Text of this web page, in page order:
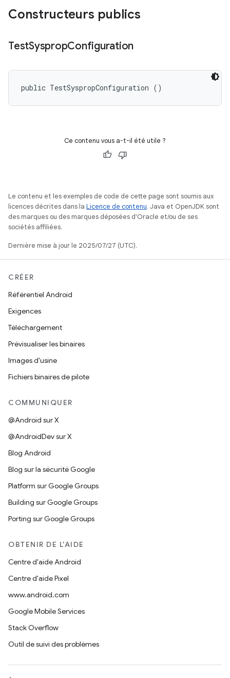
Constructeurs publics
TestSyspropConfiguration
public TestSyspropConfiguration ()
Ce contenu vous a-t-il été utile ?
Le contenu et les exemples de code de cette page sont soumis aux
licences décrites dans la Licence de contenu. Java et OpenJDK sont
des marques ou des marques déposées d'Oracle et/ou de ses
sociétés affiliées.
Dernière mise à jour le 2025/07/27 (UTC).
CRÉER
Référentiel Android
Exigences
Téléchargement
Prévisualiser les binaires
Images d'usine
Fichiers binaires de pilote
COMMUNIQUER
@Android sur X
@AndroidDev sur X
Blog Android
Blog sur la sécurité Google
Platform sur Google Groups
Building sur Google Groups
Porting sur Google Groups
OBTENIR DE L'AIDE
Centre d'aide Android
Centre d'aide Pixel
www.android.com
Google Mobile Services
Stack Overflow
Outil de suivi des problèmes